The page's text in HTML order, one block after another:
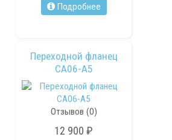
Подробнее
Переходной фланец
CA06-A5
Отзывов (0)
12 900 ₽